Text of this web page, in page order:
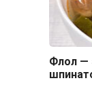
Флол —